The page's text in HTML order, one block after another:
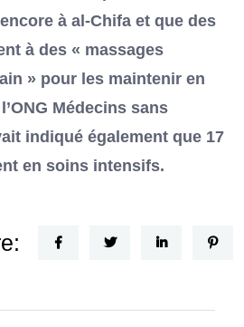
à al-Chifa et que des
à des « massages
» pour les maintenir en
Médecins sans
indiqué également que 17
en soins intensifs.